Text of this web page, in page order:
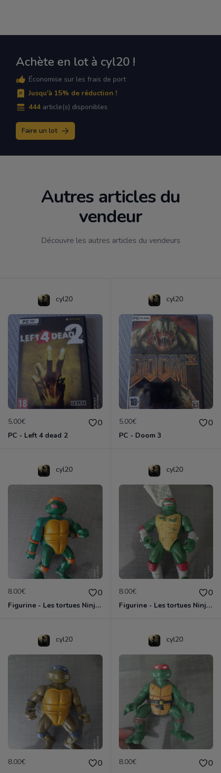
Achète en lot à cyl20 !
Économise sur les frais de port
Jusqu'à 15% de réduction !
444 article(s) disponibles
Faire un lot
Autres articles du
vendeur
Découvre les autres articles du vendeurs
cyl20
5.00€ 0
PC - Left 4 dead 2
cyl20
5.00€ 0
PC - Doom 3
cyl20
8.00€ 0
Figurine - Les tortues Ninja - Michaelangelo
cyl20
8.00€ 0
Figurine - Les tortues Ninja - Raphael
cyl20
8.00€ 0
cyl20
8.00€ 0